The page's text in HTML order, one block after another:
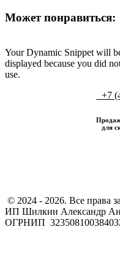
Может понравиться:
Your Dynamic Snippet will
displayed because you did
use.
+7
для
© 2024 - 2026. Все права
ИП Шилкин Александр
ОГРНИП